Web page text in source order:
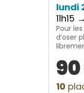
lundi
11h15
Pour
d’oser
10